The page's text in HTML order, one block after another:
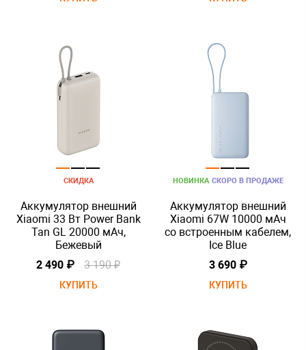
СКИДКА
Аккумулятор внешний
Xiaomi 33 Вт Power Bank
Tan GL 20000 мАч,
Бежевый
2 490 ₽
3 190 ₽
КУПИТЬ
НОВИНКА СКОРО В ПРОДАЖЕ
Аккумулятор внешний
Xiaomi 67W 10000 мАч
со встроенным кабелем,
Ice Blue
3 690 ₽
КУПИТЬ